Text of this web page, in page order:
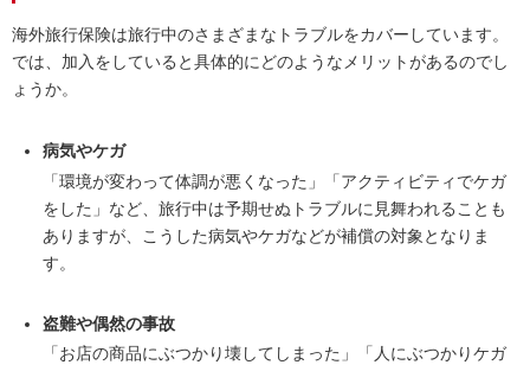
海外旅行保険は旅行中のさまざまなトラブルをカバーしています。
では、加入をしていると具体的にどのようなメリットがあるのでし
ょうか。
病気やケガ
「環境が変わって体調が悪くなった」「アクティビティでケガ
をした」など、旅行中は予期せぬトラブルに見舞われることも
ありますが、こうした病気やケガなどが補償の対象となりま
す。
盗難や偶然の事故
「お店の商品にぶつかり壊してしまった」「人にぶつかりケガ